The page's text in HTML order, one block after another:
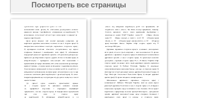
Посмотреть все страницы